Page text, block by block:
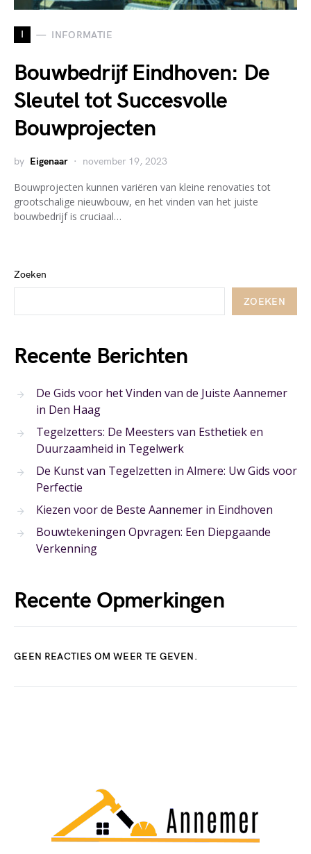
I INFORMATIE
Bouwbedrijf Eindhoven: De
Sleutel tot Succesvolle
Bouwprojecten
by Eigenaar november 19, 2023
Bouwprojecten kunnen variëren van kleine renovaties tot
grootschalige nieuwbouw, en het vinden van het juiste
bouwbedrijf is cruciaal…
Zoeken
ZOEKEN
Recente Berichten
De Gids voor het Vinden van de Juiste Aannemer
in Den Haag
Tegelzetters: De Meesters van Esthetiek en
Duurzaamheid in Tegelwerk
De Kunst van Tegelzetten in Almere: Uw Gids voor
Perfectie
Kiezen voor de Beste Aannemer in Eindhoven
Bouwtekeningen Opvragen: Een Diepgaande
Verkenning
Recente Opmerkingen
GEEN REACTIES OM WEER TE GEVEN.